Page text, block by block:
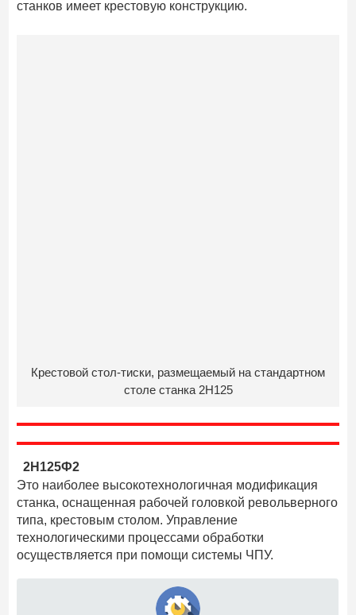
станков имеет крестовую конструкцию.
Крестовой стол-тиски, размещаемый на стандартном
столе станка 2Н125
2Н125Ф2
Это наиболее высокотехнологичная модификация
станка, оснащенная рабочей головкой револьверного
типа, крестовым столом. Управление
технологическими процессами обработки
осуществляется при помощи системы ЧПУ.